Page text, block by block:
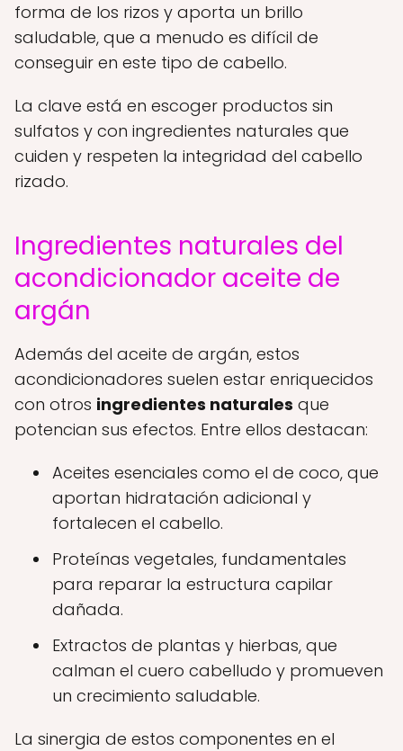
forma de los rizos y aporta un brillo
saludable, que a menudo es difícil de
conseguir en este tipo de cabello.
La clave está en escoger productos sin
sulfatos y con ingredientes naturales que
cuiden y respeten la integridad del cabello
rizado.
Ingredientes naturales del
acondicionador aceite de
argán
Además del aceite de argán, estos
acondicionadores suelen estar enriquecidos
con otros ingredientes naturales que
potencian sus efectos. Entre ellos destacan:
Aceites esenciales como el de coco, que
aportan hidratación adicional y
fortalecen el cabello.
Proteínas vegetales, fundamentales
para reparar la estructura capilar
dañada.
Extractos de plantas y hierbas, que
calman el cuero cabelludo y promueven
un crecimiento saludable.
La sinergia de estos componentes en el